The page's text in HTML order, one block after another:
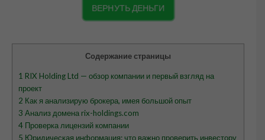
ВЕРНУТЬ ДЕНЬГИ
Содержание страницы
1 RIX Holding Ltd — обзор компании и первый взгляд на
проект
2 Как я анализирую брокера, имея большой опыт
3 Анализ домена rix-holdings.com
4 Проверка лицензий компании
5 Юридическая информация: что важно проверить инвестору